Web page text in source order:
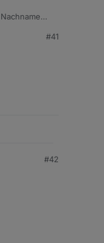
#41
#42